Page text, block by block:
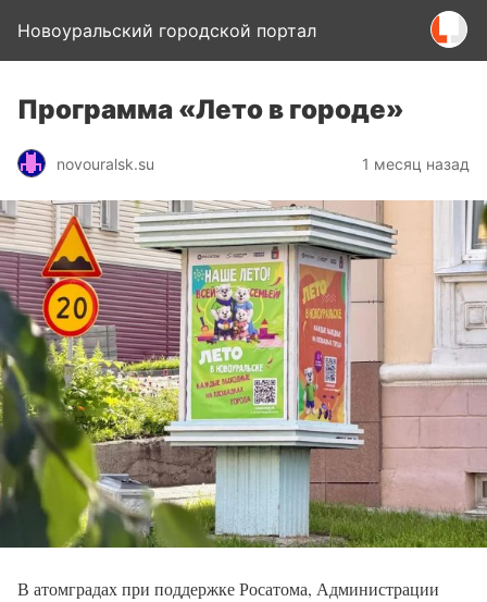
Новоуральский городской портал
Программа «Лето в городе»
novouralsk.su 1 месяц назад
В атомградах при поддержке Росатома, Администрации